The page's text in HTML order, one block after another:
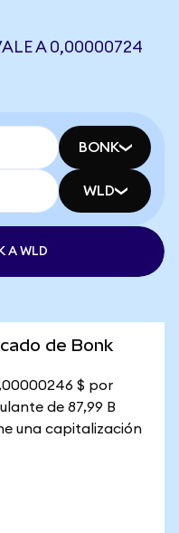
A 0,00000724
BONK
WLD
A WLD
de Bonk
$ por
de 87,99 B
una capitalización